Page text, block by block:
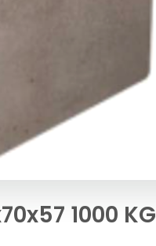
1000 KG